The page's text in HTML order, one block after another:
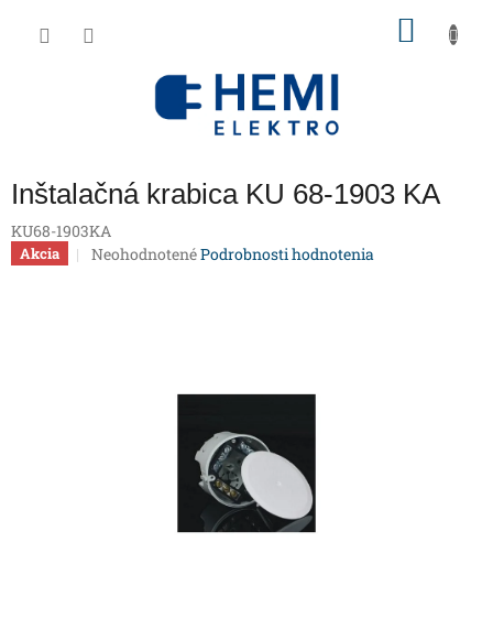
Inštalačná krabica KU 68-1903 KA
KU68-1903KA
Akcia
Priemerné
NeohodnotenéPodrobnosti hodnotenia